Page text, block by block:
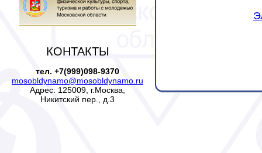
КОНТАКТЫ
тел. +7(999)098-9370
mosobldynamo@mosobldynamo.ru
Адрес: 125009, г.Москва,
Никитский пер., д.3